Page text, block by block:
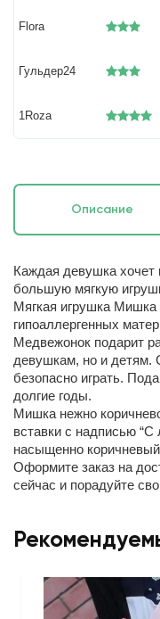
Flora
Гульдер24
1Roza
Описание
Каждая девушка хочет
большую мягкую
Мягкая игрушка
гипоаллергенных
Медвежонок подарит
девушкам, но и детям.
безопасно играть.
долгие годы.
Мишка нежно
вставки с надписью
насыщенно
Оформите заказ на
сейчас и порадуйте